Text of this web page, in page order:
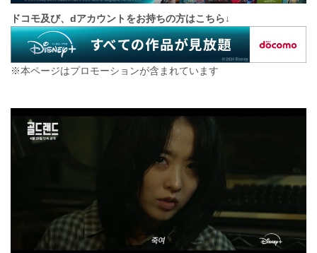
ドコモ及び、dアカウントをお持ちの方はこちら↓
※本ページはプロモーションが含まれています